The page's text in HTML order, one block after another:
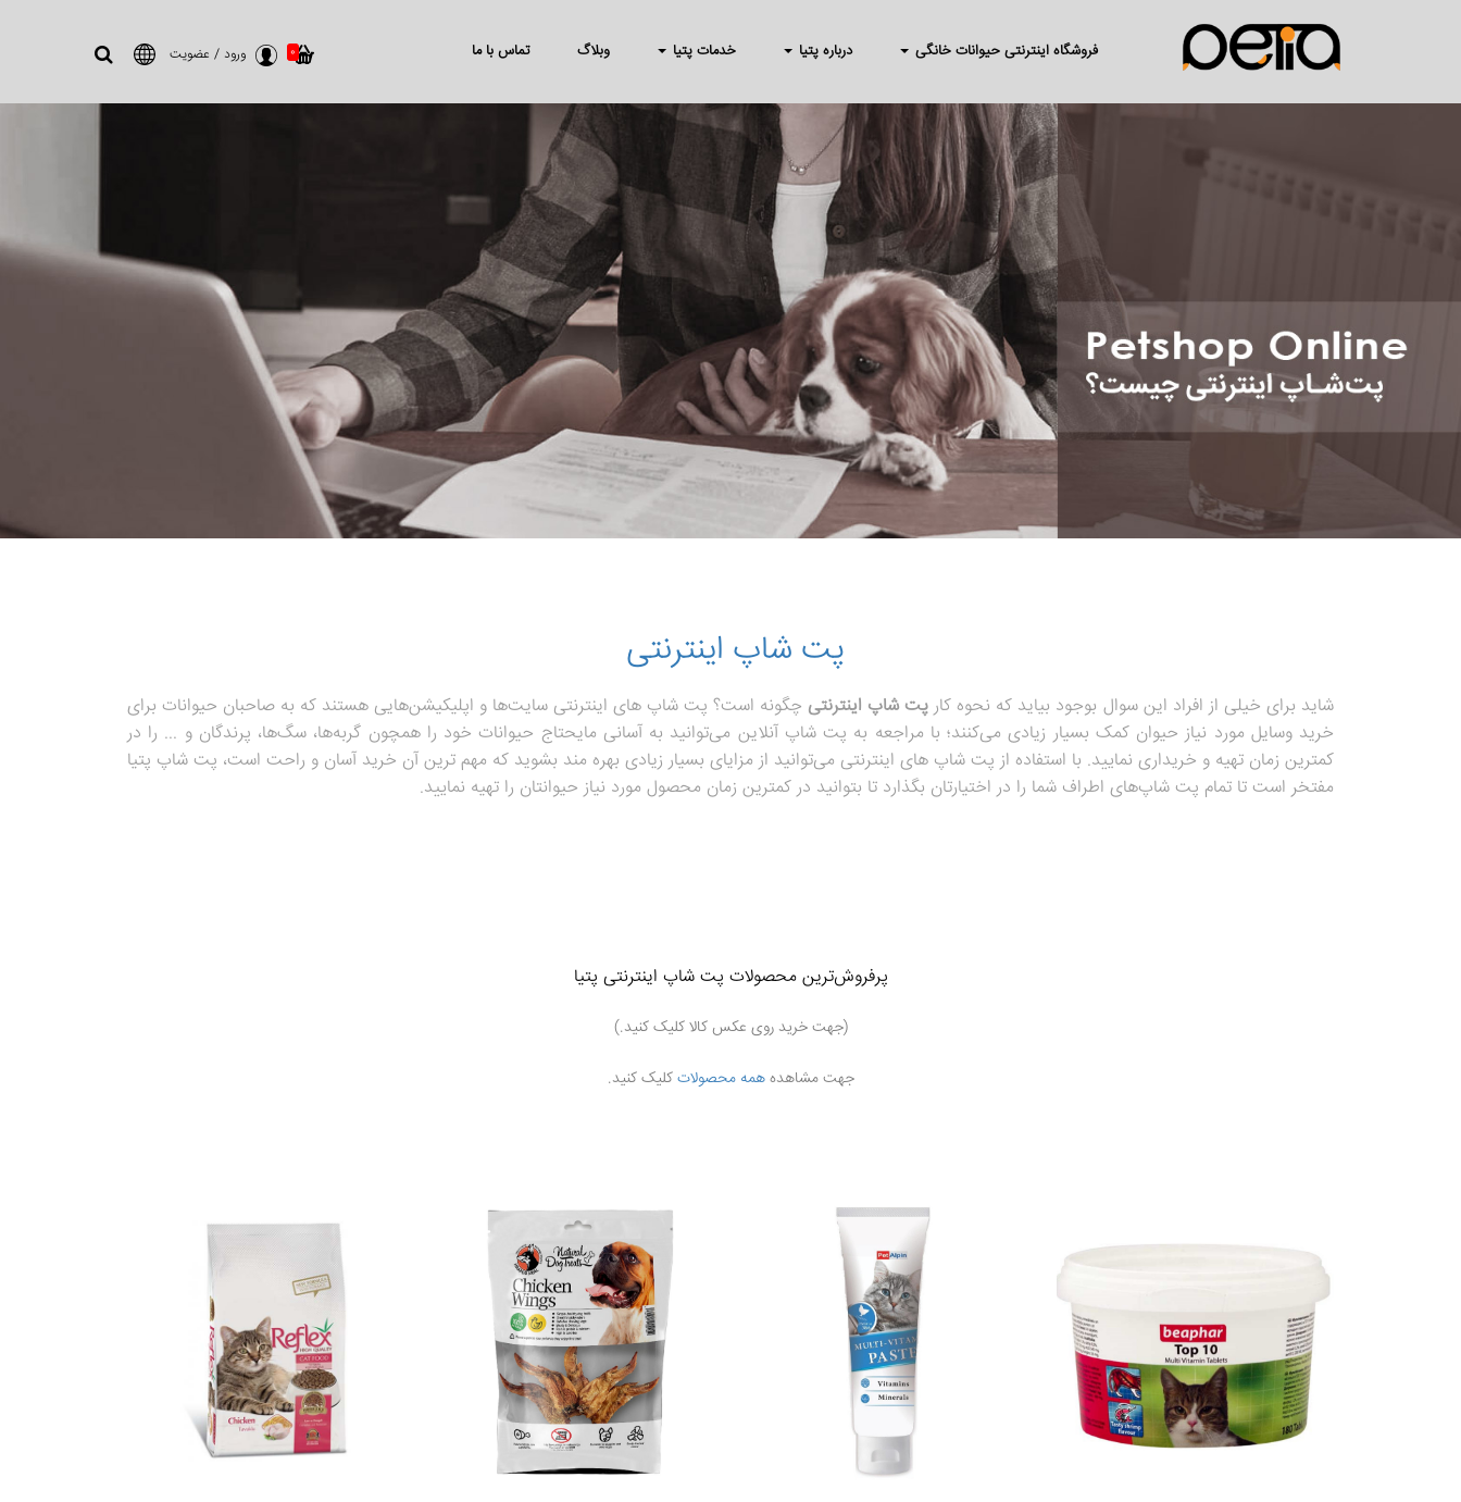
فروشگاه اینترنتی حیوانات خانگی درباره پتیا خدمات پتیا وبلاگ تماس با ما 0 ورود / عضویت
پت شاپ اینترنتی
شاید برای خیلی از افراد این سوال بوجود بیاید که نحوه کارپت شاپ اینترنتی چگونه است؟ پت شاپ های اینترنتی سایت‌ها و اپلیکیشن‌هایی هستند که به صاحبان حیوانات برای
خرید وسایل مورد نیاز حیوان کمک بسیار زیادی می‌کنند؛ با مراجعه به پت شاپ آنلاین می‌توانید به آسانی مایحتاج حیوانات خود را همچون گربه‌ها، سگ‌ها، پرندگان و ... را در
کمترین زمان تهیه و خریداری نمایید. با استفاده از پت شاپ های اینترنتی می‌توانید از مزایای بسیار زیادی بهره مند بشوید که مهم ترین آن خرید آسان و راحت است، پت شاپ پتیا
مفتخر است تا تمام پت شاپ‌های اطراف شما را در اختیارتان بگذارد تا بتوانید در کمترین زمان محصول مورد نیاز حیوانتان را تهیه نمایید.
پرفروش‌ترین محصولات پت شاپ اینترنتی پتیا
(جهت خرید روی عکس کالا کلیک کنید.)
جهت مشاهدههمه محصولاتکلیک کنید.